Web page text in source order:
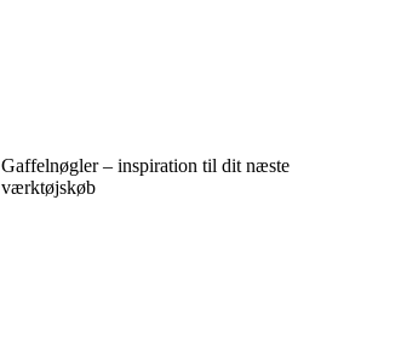
Gaffelnøgler – inspiration til dit næste
værktøjskøb